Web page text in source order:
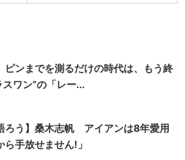
ピンまでを測るだけの時代は、もう終
ワン”の「レー...
ろう】桑木志帆 アイアンは8年愛用
ら手放せません!」